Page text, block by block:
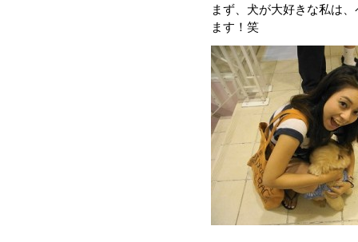
まず、犬が大好きな私は
ます！笑